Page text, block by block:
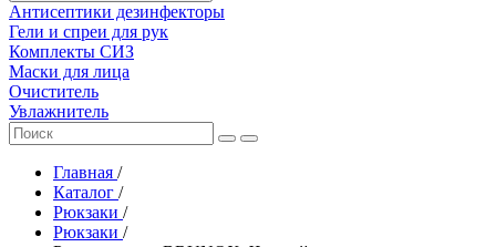
Антисептики дезинфекторы
Гели и спреи для рук
Комплекты СИЗ
Маски для лица
Очиститель
Увлажнитель
Главная /
Каталог /
Рюкзаки /
Рюкзаки /